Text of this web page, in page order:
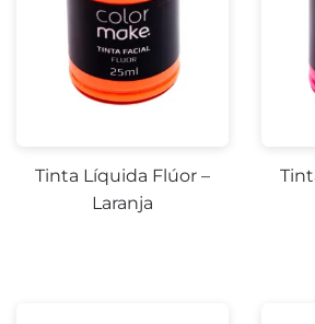
Tinta Líquida Flúor –
Laranja